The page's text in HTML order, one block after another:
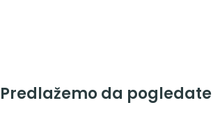
Predlažemo da pogledate